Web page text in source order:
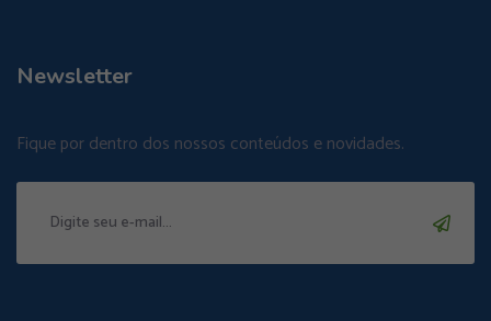
Newsletter
Fique por dentro dos nossos conteúdos e novidades.